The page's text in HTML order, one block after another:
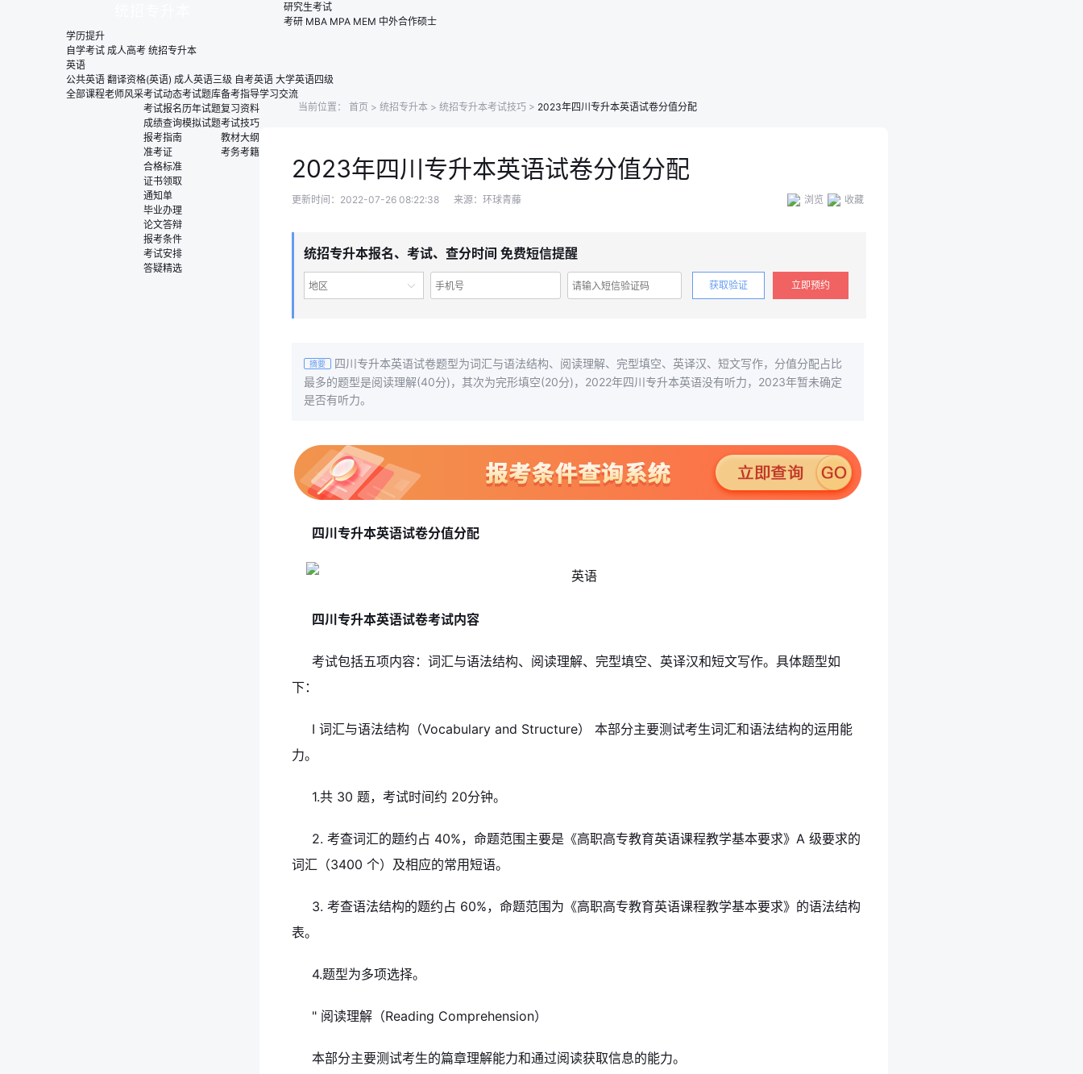
研究生考试
考研 MBA MPA MEM 中外合作硕士
学历提升
自学考试 成人高考 统招专升本
英语
公共英语 翻译资格(英语) 成人英语三级 自考英语 大学英语四级
全部课程老师风采考试动态
考试报名
成绩查询
报考指南
准考证
合格标准
证书领取
通知单
毕业办理
论文答辩
报考条件
考试安排
答疑精选
考试题库
历年试题
模拟试题
备考指导
复习资料
考试技巧
教材大纲
考务考籍
学习交流
当前位置：
首页 > 统招专升本 > 统招专升本考试技巧 > 2023年四川专升本英语试卷分值分配
2023年四川专升本英语试卷分值分配
更新时间：2022-07-26 08:22:38 来源：环球青藤 浏览 收藏
统招专升本报名、考试、查分时间 免费短信提醒
地区 获取验证 立即预约
摘要
四川专升本英语试卷题型为词汇与语法结构、阅读理解、完型填空、英译汉、短文写作，分值分配占比
最多的题型是阅读理解(40分)，其次为完形填空(20分)，2022年四川专升本英语没有听力，2023年暂未确定
是否有听力。
四川专升本英语试卷分值分配
四川专升本英语试卷考试内容
考试包括五项内容：词汇与语法结构、阅读理解、完型填空、英译汉和短文写作。具体题型如
下：
I 词汇与语法结构（Vocabulary and Structure） 本部分主要测试考生词汇和语法结构的运用能
力。
1.共 30 题，考试时间约 20分钟。
2. 考查词汇的题约占 40%，命题范围主要是《高职高专教育英语课程教学基本要求》A 级要求的
词汇（3400 个）及相应的常用短语。
3. 考查语法结构的题约占 60%，命题范围为《高职高专教育英语课程教学基本要求》的语法结构
表。
4.题型为多项选择。
" 阅读理解（Reading Comprehension）
本部分主要测试考生的篇章理解能力和通过阅读获取信息的能力。